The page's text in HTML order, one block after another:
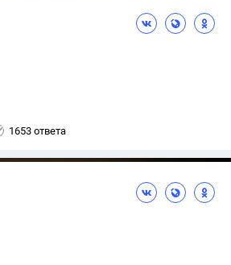
1653 ответа